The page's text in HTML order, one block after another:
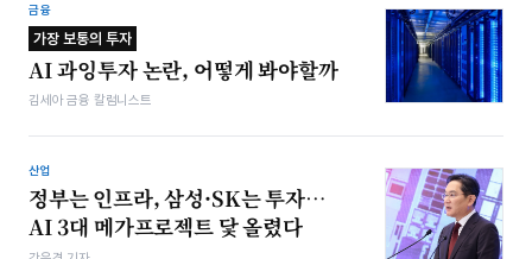
금융
가장 보통의 투자
AI 과잉투자 논란, 어떻게 봐야할까
김세아 금융 칼럼니스트
산업
정부는 인프라, 삼성·SK는 투자…
AI 3대 메가프로젝트 닻 올렸다